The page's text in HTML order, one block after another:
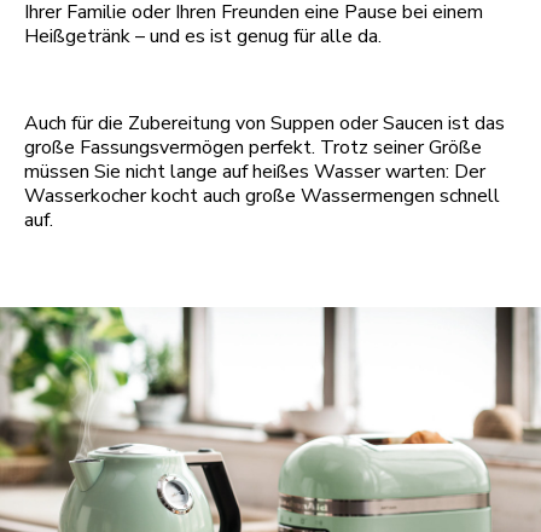
Ihrer Familie oder Ihren Freunden eine Pause bei einem
Heißgetränk – und es ist genug für alle da.
Auch für die Zubereitung von Suppen oder Saucen ist das
große Fassungsvermögen perfekt. Trotz seiner Größe
müssen Sie nicht lange auf heißes Wasser warten: Der
Wasserkocher kocht auch große Wassermengen schnell
auf.